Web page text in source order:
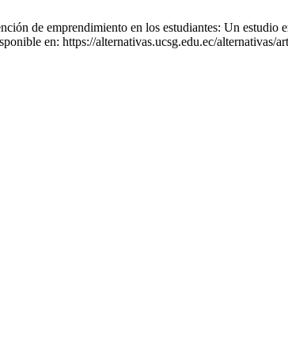
de emprendimiento en los estudiantes: Un
en: https://alternativas.ucsg.edu.ec/alternativas/